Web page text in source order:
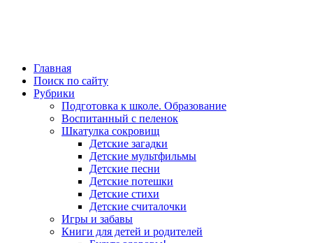
Главная
Поиск по сайту
Рубрики
Подготовка к школе. Образование
Воспитанный с пеленок
Шкатулка сокровищ
Детские загадки
Детские мультфильмы
Детские песни
Детские потешки
Детские стихи
Детские считалочки
Игры и забавы
Книги для детей и родителей